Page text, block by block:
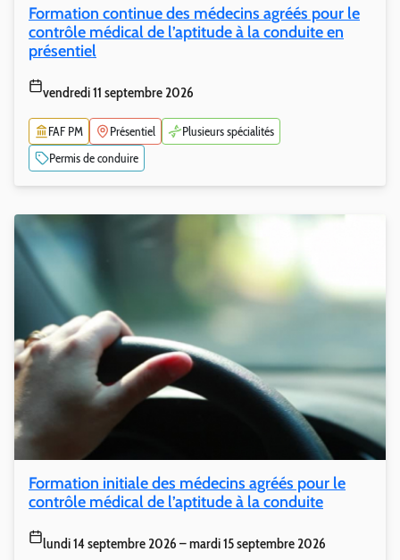
Formation continue des médecins agréés pour le
contrôle médical de l’aptitude à la conduite en
présentiel
vendredi 11 septembre 2026
FAF PM Présentiel
Plusieurs spécialités
Permis de conduire
Formation initiale des médecins agréés pour le
contrôle médical de l’aptitude à la conduite
lundi 14 septembre 2026 – mardi 15 septembre 2026